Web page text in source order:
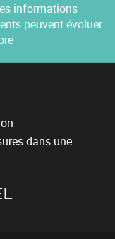
informations
peuvent évoluer
dans une